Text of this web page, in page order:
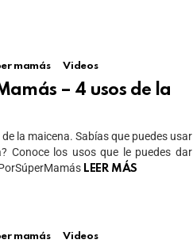
mamás Videos
– 4 usos de la
la maicena. Sabías que puedes usar
Conoce los usos que le puedes dar
LEER MÁS
mamás Videos